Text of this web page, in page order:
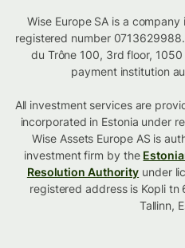
Wise Europe SA is a
registered number
du Trône 100, 3rd floor, 1050
payment institution
All investment services are
incorporated in Estonia under
Wise Assets Europe AS is
investment firm by the
Resolution Authority under
registered address is Kopli tn
Tallinn,